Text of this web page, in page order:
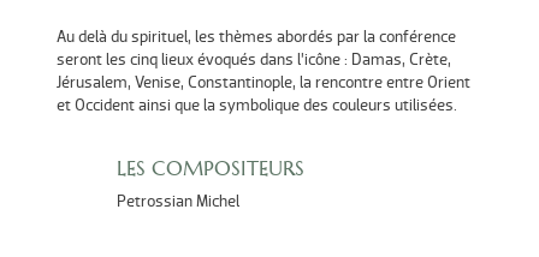
Au delà du spirituel, les thèmes abordés par la conférence
seront les cinq lieux évoqués dans l’icône : Damas, Crète,
Jérusalem, Venise, Constantinople, la rencontre entre Orient
et Occident ainsi que la symbolique des couleurs utilisées.
LES COMPOSITEURS
Petrossian Michel